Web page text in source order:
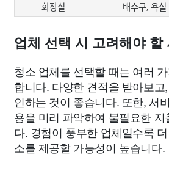
화장실
배수구, 욕
업체 선택 시 고려해야 할
청소 업체를 선택할 때는 여러
합니다. 다양한 견적을 받아보
인하는 것이 좋습니다. 또한, 서
용을 미리 파악하여 불필요한
다. 경험이 풍부한 업체일수록
소를 제공할 가능성이 높습니다.